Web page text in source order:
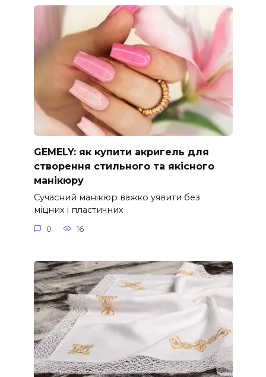
GEMELY: як купити акригель для
створення стильного та якісного
манікюру
Сучасний манікюр важко уявити без
міцних і пластичних
0 16